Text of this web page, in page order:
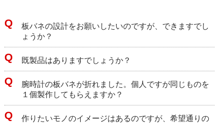
板バネの設計をお願いしたいのですが、できますでし
ょうか？
既製品はありますでしょうか？
腕時計の板バネが折れました。個人ですが同じものを
１個製作してもらえますか？
作りたいモノのイメージはあるのですが、希望通りの